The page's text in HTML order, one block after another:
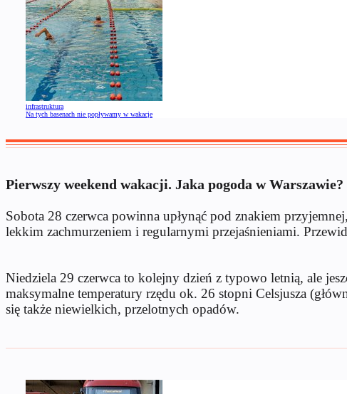
infrastruktura
Na tych basenach nie popływamy w wakacje
Pierwszy weekend wakacji. Jaka pogoda w Warszawie?
Sobota 28 czerwca powinna upłynąć pod znakiem
lekkim zachmurzeniem i regularnymi przejaśnieniami.
Niedziela 29 czerwca to kolejny dzień z typowo letnią, ale
maksymalne temperatury rzędu ok. 26 stopni Celsjusza
się także niewielkich, przelotnych opadów.